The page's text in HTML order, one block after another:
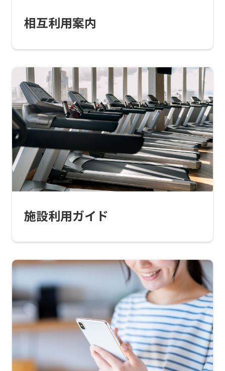
相互利用案内
施設利用ガイド
version
of
this
website
will
be
translated
mechanically,
be
accurate
translation.
The
translation
may